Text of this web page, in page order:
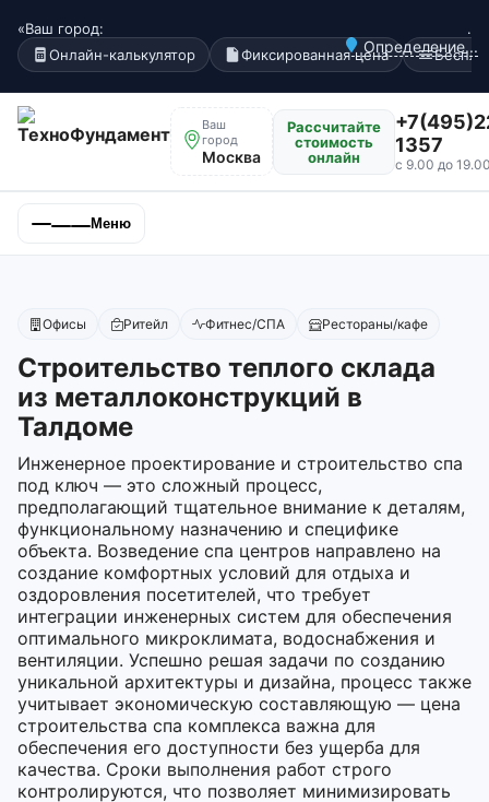
«Ваш город:
Определение...
.
Онлайн-калькулятор
Фиксированная цена
Ваш
город
Москва
Рассчитайте
стоимость
онлайн
1357
с 9.00 до
Меню
Офисы Ритейл Фитнес/СПА Рестораны/кафе
Строительство теплого склада
из металлоконструкций в
Талдоме
Инженерное проектирование и строительство спа
под ключ — это сложный процесс,
предполагающий тщательное внимание к деталям,
функциональному назначению и специфике
объекта. Возведение спа центров направлено на
создание комфортных условий для отдыха и
оздоровления посетителей, что требует
интеграции инженерных систем для обеспечения
оптимального микроклимата, водоснабжения и
вентиляции. Успешно решая задачи по созданию
уникальной архитектуры и дизайна, процесс также
учитывает экономическую составляющую — цена
строительства спа комплекса важна для
обеспечения его доступности без ущерба для
качества. Сроки выполнения работ строго
контролируются, что позволяет минимизировать